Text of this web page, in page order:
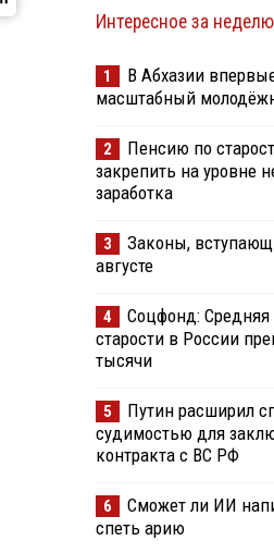
Интересное за неделю
1
В Абхазии
масштабный
2
Пенсию по
закрепить на уровне
заработка
3
Законы,
августе
4
Соцфонд: Средняя
старости в России
тысячи
5
Путин расширил
судимостью для
контракта с ВС РФ
6
Сможет ли ИИ
спеть арию